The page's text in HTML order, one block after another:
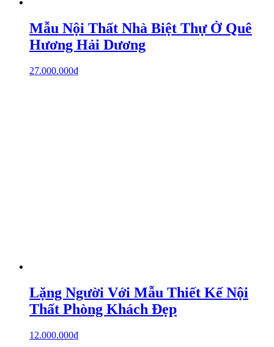
Mẫu Nội Thất Nhà Biệt Thự Ở Quê
Hương Hải Dương
27.000.000₫
Lặng Người Với Mẫu Thiết Kế Nội
Thất Phòng Khách Đẹp
12.000.000₫